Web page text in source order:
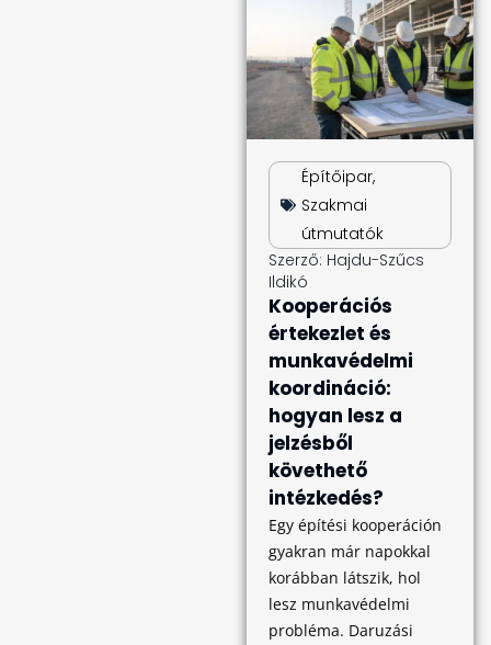
Építőipar,
Szakmai
útmutatók
Szerző: Hajdu-Szűcs
Ildikó
Kooperációs
értekezlet és
munkavédelmi
koordináció:
hogyan lesz a
jelzésből
követhető
intézkedés?
Egy építési kooperáción
gyakran már napokkal
korábban látszik, hol
lesz munkavédelmi
probléma. Daruzási